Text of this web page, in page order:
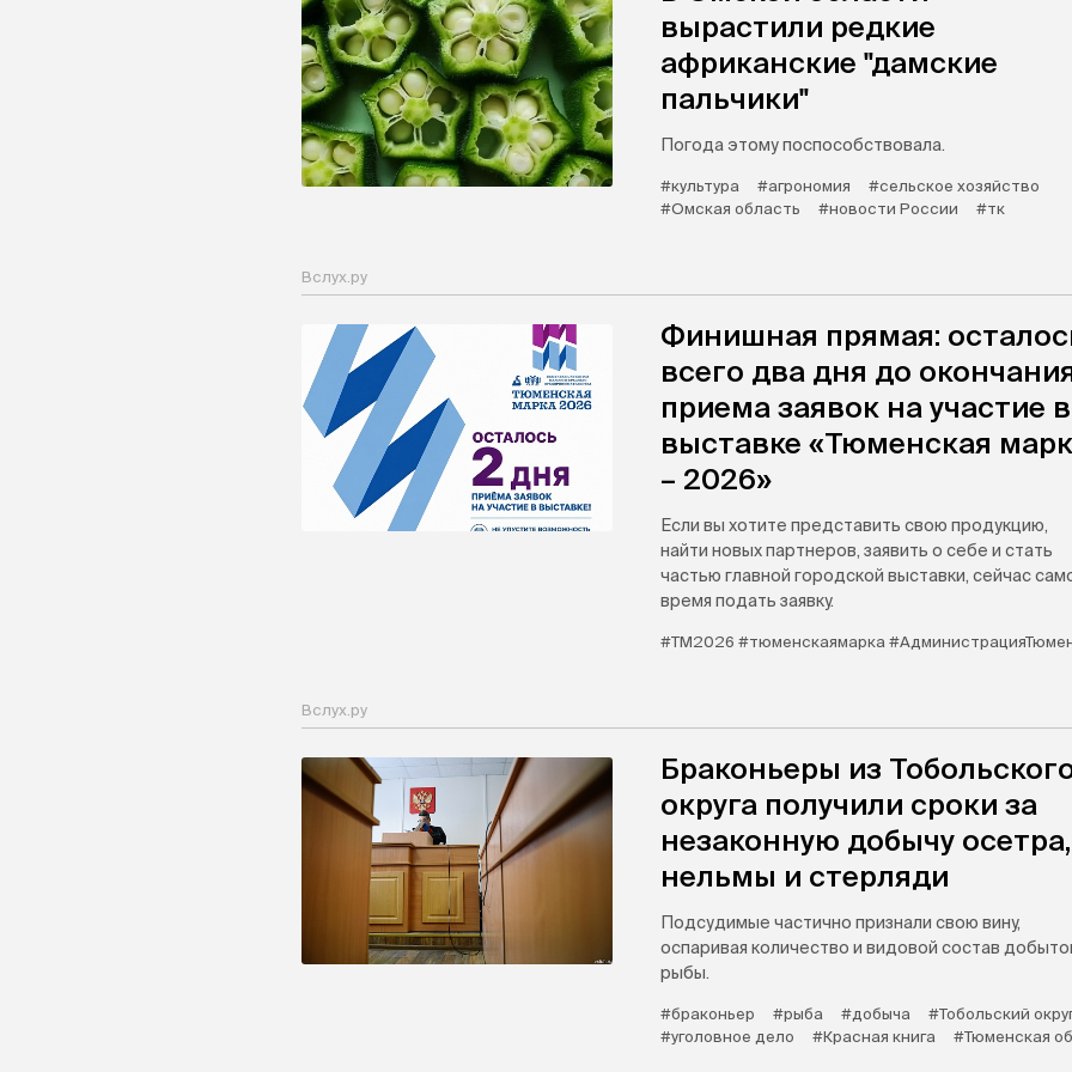
вырастили редкие
африканские "дамские
пальчики"
Погода этому поспособствовала.
#культура #агрономия
#сельское хозяйство
#Омская область
#новости России #тк
Вслух.ру
Финишная прямая:
всего два дня до
приема заявок на участие в
выставке «Тюменская
– 2026»
Если вы хотите представить свою продукцию,
найти новых партнеров, заявить о себе и стать
частью главной городской выставки, сейчас
время подать заявку.
#ТМ2026 #тюменскаямарка
Вслух.ру
Браконьеры из
округа получили сроки за
незаконную добычу осетра,
нельмы и стерляди
Подсудимые частично признали свою вину,
оспаривая количество и видовой состав
рыбы.
#браконьер #рыба #добыча #Тобольский
#уголовное дело
#Красная книга #Тюменская